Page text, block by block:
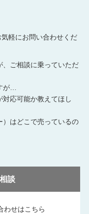
軽にお問い合わせくだ
、ご相談に乗っていただ
が…
応可能か教えてほし
）はどこで売っているの
談
わせはこちら